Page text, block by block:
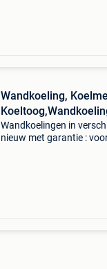
Wandkoeling,
Wandkoelingen in
nieuw met garantie :